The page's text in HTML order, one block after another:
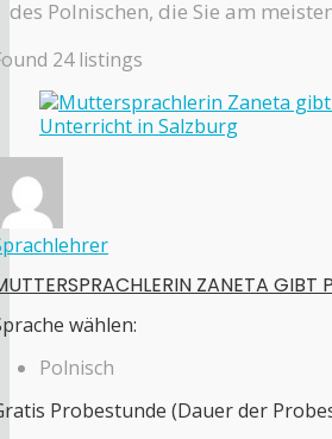
des Polnischen, die Sie am
24listings
ZANETA GIBT
wählen:
Polnisch
Probestunde (Dauer der